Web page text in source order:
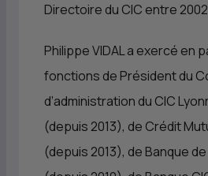
Directoire du CIC entre 2002
Philippe VIDAL a exercé en
fonctions de Président du
d’administration du CIC
(depuis 2013), de Crédit
(depuis 2013), de Banque